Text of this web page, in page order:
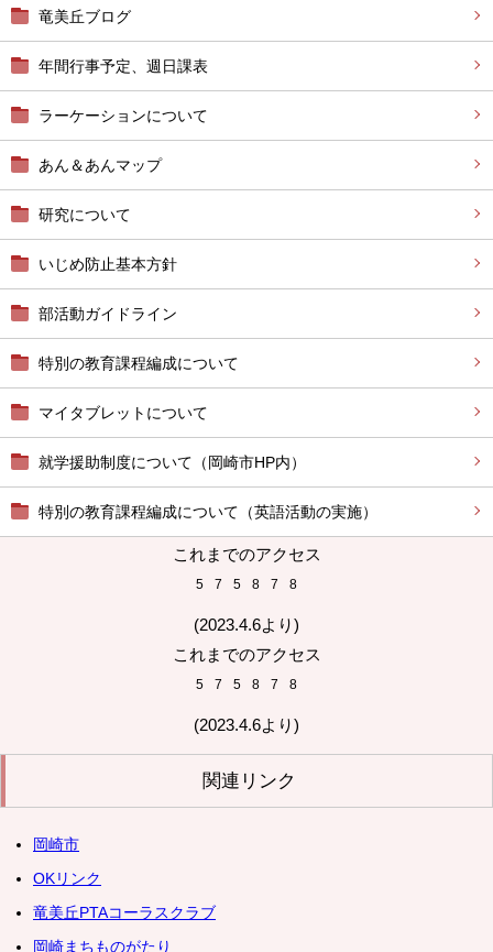
竜美丘ブログ
年間行事予定、週日課表
ラーケーションについて
あん＆あんマップ
研究について
いじめ防止基本方針
部活動ガイドライン
特別の教育課程編成について
マイタブレットについて
就学援助制度について（岡崎市HP内）
特別の教育課程編成について（英語活動の実施）
これまでのアクセス
5 7 5 8 7 8
(2023.4.6より)
これまでのアクセス
5 7 5 8 7 8
(2023.4.6より)
関連リンク
岡崎市
OKリンク
竜美丘PTAコーラスクラブ
岡崎まちものがたり